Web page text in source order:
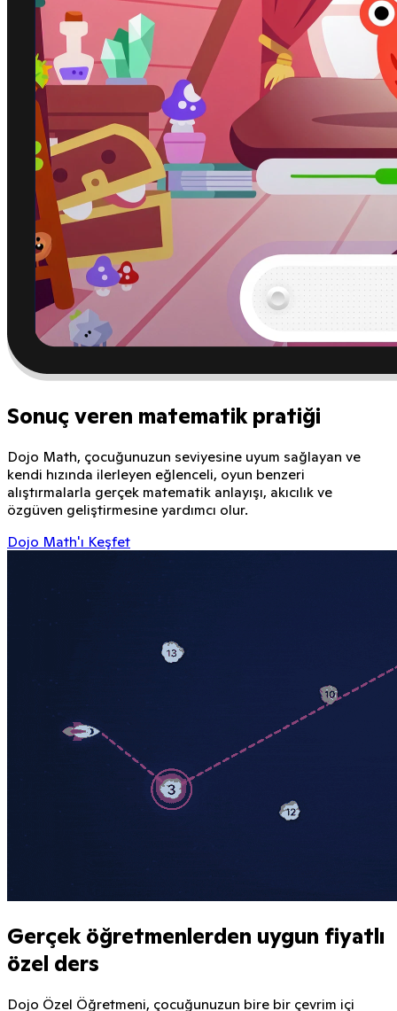
Sonuç veren matematik pratiği
Dojo Math, çocuğunuzun seviyesine uyum sağlayan ve
kendi hızında ilerleyen eğlenceli, oyun benzeri
alıştırmalarla gerçek matematik anlayışı, akıcılık ve
özgüven geliştirmesine yardımcı olur.
Dojo Math'ı Keşfet
Gerçek öğretmenlerden uygun fiyatlı
özel ders
Dojo Özel Öğretmeni, çocuğunuzun bire bir çevrim içi